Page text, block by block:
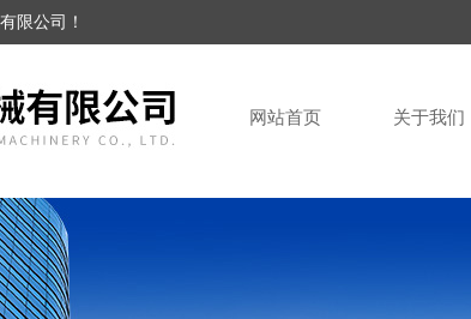
限公司！
网站首页 关于我们